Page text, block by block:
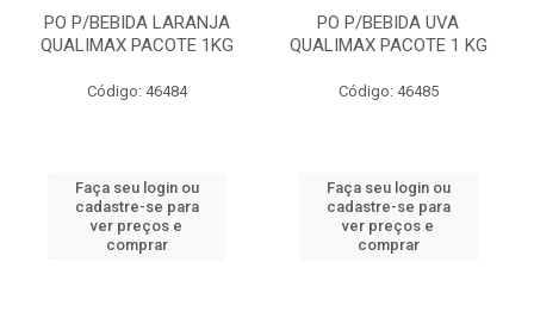
PO P/BEBIDA LARANJA
QUALIMAX PACOTE 1KG
Código: 46484
Faça seu login ou
cadastre-se para
ver preços e
comprar
PO P/BEBIDA UVA
QUALIMAX PACOTE 1 KG
Código: 46485
Faça seu login ou
cadastre-se para
ver preços e
comprar